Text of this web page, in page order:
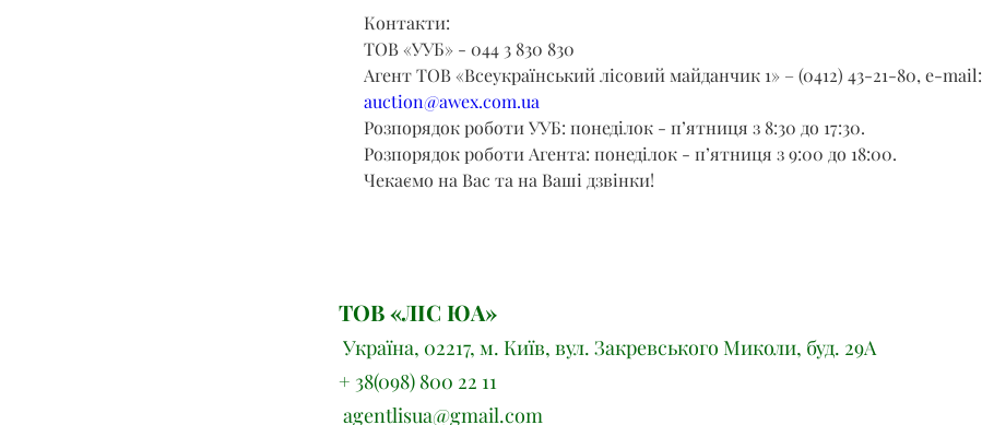
Контакти:
ТОВ «УУБ» - 044 3 830 830
Агент ТОВ «Всеукраїнський лісовий майданчик 1» – (0412) 43-21-80, e-mail:
auction@awex.com.ua
Розпорядок роботи УУБ: понеділок - п’ятниця з 8:30 до 17:30.
Розпорядок роботи Агента: понеділок - п’ятниця з 9:00 до 18:00.
Чекаємо на Вас та на Ваші дзвінки!
ТОВ «ЛІС ЮА»
Україна, 02217, м. Київ, вул. Закревського Миколи, буд. 29А
+ 38(098) 800 22 11
agentlisua@gmail.com